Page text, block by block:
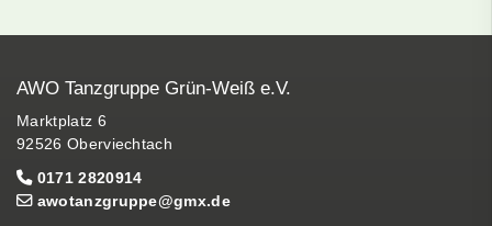
AWO Tanzgruppe Grün-Weiß e.V.
Marktplatz 6
92526 Oberviechtach
0171 2820914
awotanzgruppe@gmx.de